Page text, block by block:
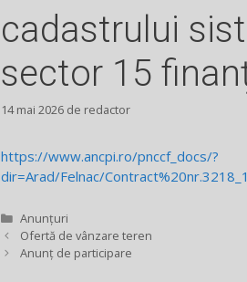
cadastrului
sector 15
14 mai 2026 de redactor
https://www.ancpi.ro/pnccf_docs/?
dir=Arad/Felnac/
Categorii
Anunțuri
Ofertă de vânzare teren
Anunț de participare